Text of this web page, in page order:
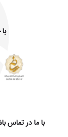
با ما در تماس